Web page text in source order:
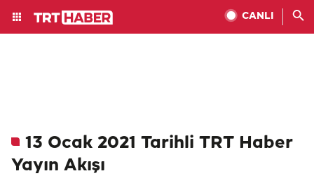
CANLI
13 Ocak 2021 Tarihli TRT Haber
Yayın Akışı